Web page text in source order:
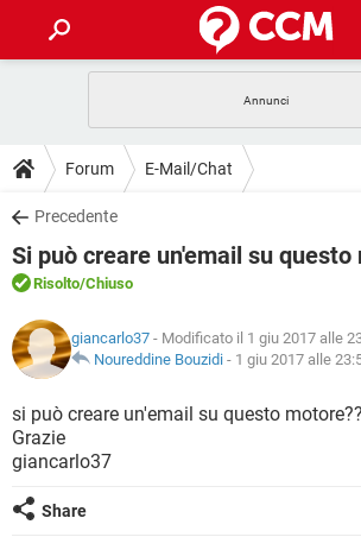
INTRATTENIMENTO
iOS
INSTAGRAM WHATSAPP
TIKTOK
HARDWARE
GUIDE
COVID-19
iOS
INSTAGRAM
TIKTOK FACEBOOK
DOWNLOAD
COVID-19 GAMING
INTRATTENIMENTO
iOS WINDOWS
INSTAGRAM
TIKTOK FACEBOOK
HARDWARE
FORUM
COVID-19
INTRATTENIMENTO ANDROID
INSTAGRAM
HARDWARE
GLOSSARIO
COVID-19
INTRATTENIMENTO ANDROID
iOS
INSTAGRAM
Forum E-Mail/Chat
Precedente
Si può creare un'email su questo
Risolto/Chiuso
giancarlo37 - Modificato il 1 giu 2017 alle
Noureddine Bouzidi - 1 giu 2017 alle
si può creare un'email su questo motore??
Grazie
giancarlo37
Share